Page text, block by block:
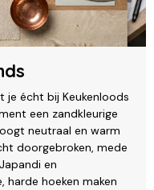
je écht bij Keukenloods
een zandkleurige
neutraal en warm
doorgebroken, mede
en
harde hoeken maken